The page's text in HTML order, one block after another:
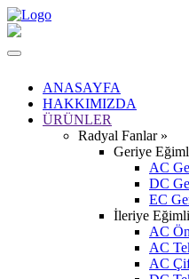
ANASAYFA
HAKKIMIZDA
ÜRÜNLER
Radyal Fanlar »
Geriye
AC
DC
EC
İleriye
AC
AC
AC